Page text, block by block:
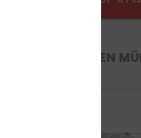
ÜBER STEFFEN